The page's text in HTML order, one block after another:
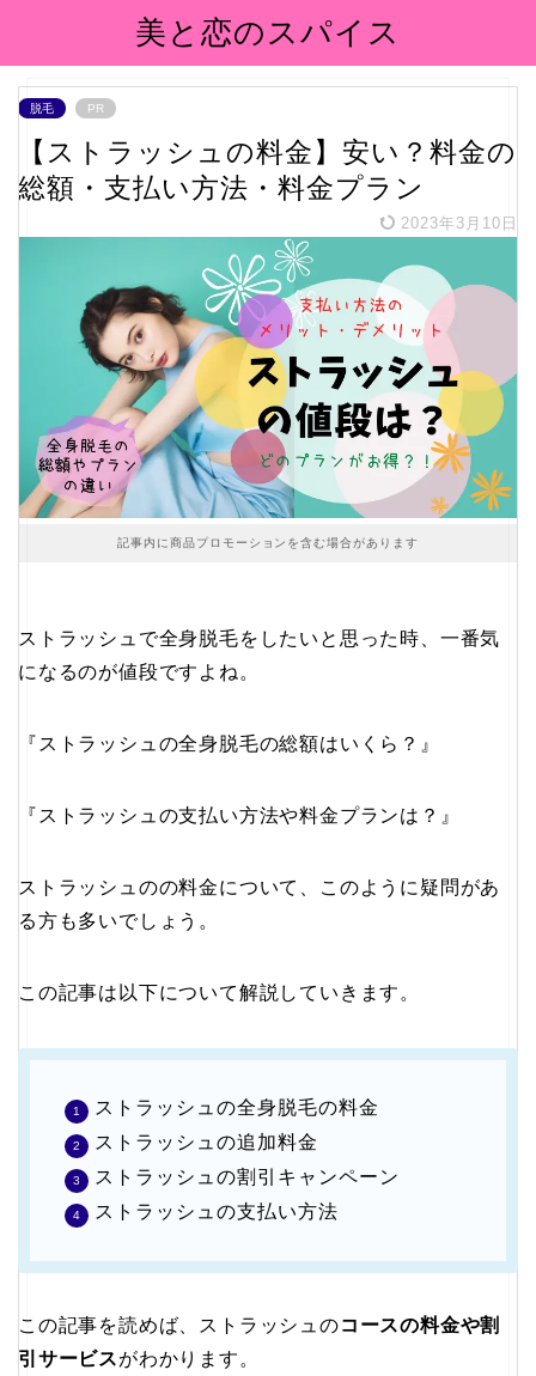
美と恋のスパイス
脱毛 PR
【ストラッシュの料金】安い？料金の
総額・支払い方法・料金プラン
2023年3月10日
記事内に商品プロモーションを含む場合があります
ストラッシュで全身脱毛をしたいと思った時、一番気
になるのが値段ですよね。
『ストラッシュの全身脱毛の総額はいくら？』
『ストラッシュの支払い方法や料金プランは？』
ストラッシュのの料金について、このように疑問があ
る方も多いでしょう。
この記事は以下について解説していきます。
ストラッシュの全身脱毛の料金
ストラッシュの追加料金
ストラッシュの割引キャンペーン
ストラッシュの支払い方法
この記事を読めば、ストラッシュのコースの料金や割
引サービスがわかります。